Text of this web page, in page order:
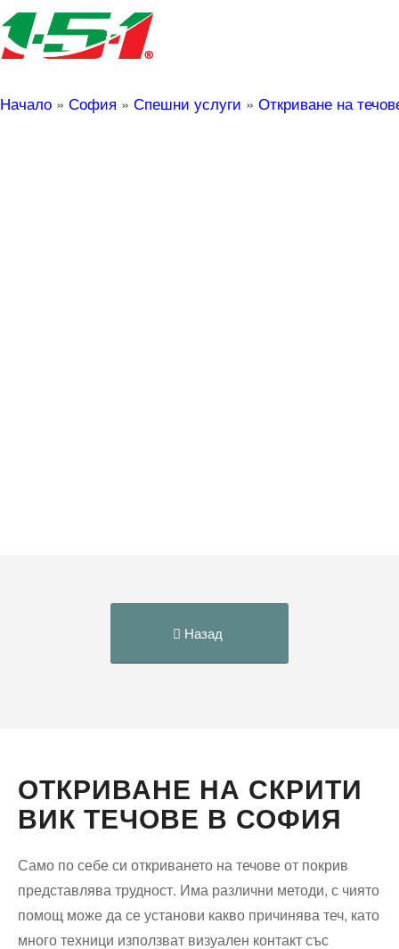
Начало » София » Спешни услуги » Откриване на
Назад
ОТКРИВАНЕ НА СКРИТИ
ВИК ТЕЧОВЕ В СОФИЯ
Само по себе си откриването на течове от покрив
представлява трудност. Има различни методи, с чиято
помощ може да се установи какво причинява теч, като
много техници използват визуален контакт със